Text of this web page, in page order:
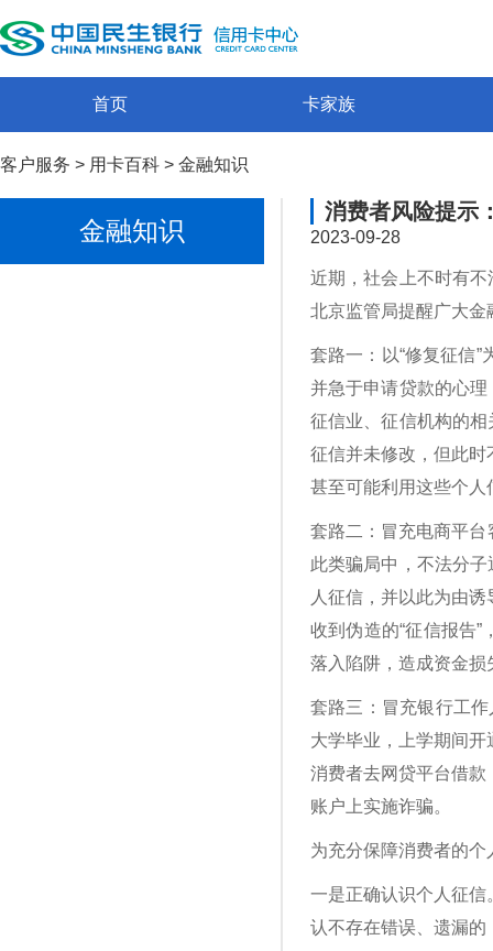
首页 卡家族
客户服务 > 用卡百科 > 金融知识
金融知识
消费者风险提示
2023-09-28
近期，社会上不时有
北京监管局提醒广大金
套路一：以“修复征信
并急于申请贷款的心
征信业、征信机构的
征信并未修改，但此
甚至可能利用这些个
套路二：冒充电商平台
此类骗局中，不法分
人征信，并以此为由
收到伪造的“征信报告
落入陷阱，造成资金损
套路三：冒充银行工
大学毕业，上学期间
消费者去网贷平台借款
账户上实施诈骗。
为充分保障消费者的
一是正确认识个人征
认不存在错误、遗漏